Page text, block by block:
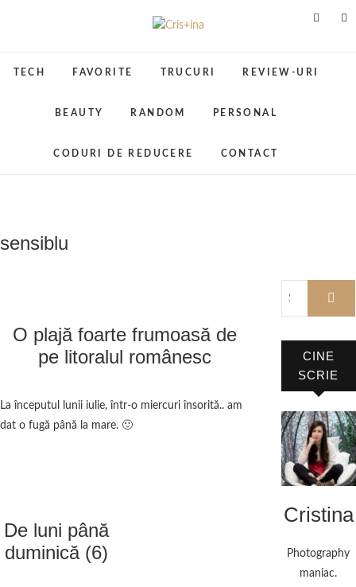
Cris+ina
TECH FAVORITE TRUCURI REVIEW-URI
BEAUTY RANDOM PERSONAL
CODURI DE REDUCERE CONTACT
sensiblu
O plajă foarte frumoasă de
pe litoralul românesc
La începutul lunii iulie, într-o miercuri însorită.. am
dat o fugă până la mare. 🙂
De luni până
duminică (6)
CINE
SCRIE
Cristina
Photography
maniac.